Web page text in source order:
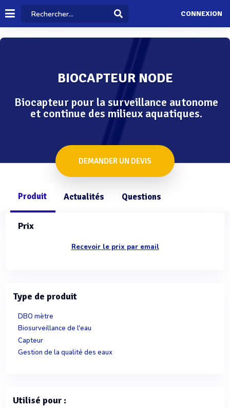
CONNEXION
BIOCAPTEUR NODE
Biocapteur pour la surveillance autonome
et continue des milieux aquatiques.
DEMANDER UN DEVIS
Produit Actualités Questions
Prix
Recevoir le prix par email
Type de produit
DBO mètre
Biosurveillance de l'eau
Capteur
Gestion de la qualité des eaux
Utilisé pour :